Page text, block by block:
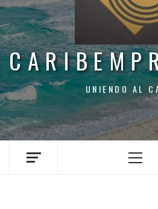
UNIENDO AL
Menu